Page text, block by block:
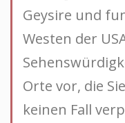
Geysire und
Westen der
Orte vor, die
keinen Fall